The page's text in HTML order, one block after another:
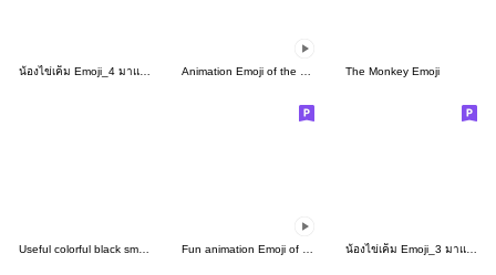
The Monkey Emoji
น้องไข่เค็ม Emoji_3 มาแล้วจร้า